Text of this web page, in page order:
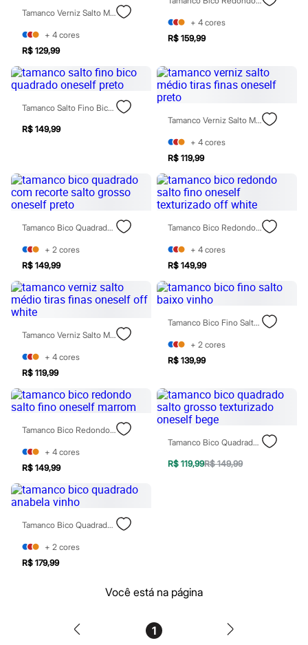
Clock House
Mindset
Sawary
Yessica
Moda esportiva
Acessórios
Blusas
Calçados
Leggings
Tops
Meias
Pijamas
Sutiãs e Tops
Biquínis
Maiôs
Saídas de praia
Personagens
Plus size
Blusas e Camisetas
Calças
Casacos e Jaquetas
Jeans
Moda esportiva
Shorts e Saias
Vestidos
Masculino
Em alta
Dia dos Pais
Inverno
Novidades
Bermudas
Camisas
Camisetas e Regatas
Casacos e Jaquetas
Polos
Acessórios
Bolsas e Mochilas
Chapéus e Bonés
Tamanco Verniz Salto Médio Tiras Finas Oneself Marrom
+ 4 cores
R$ 129,99
+ 4 cores
R$ 159,99
Tamanco Salto Fino Bico Quadrado Oneself Preto
R$ 149,99
Tamanco Verniz Salto Médio Tiras Finas Oneself Preto
+ 4 cores
R$ 119,99
Tamanco Bico Quadrado Com Recorte Salto Grosso Oneself Preto
+ 2 cores
R$ 149,99
Tamanco Bico Redondo Salto Fino Oneself Texturizado Off White
+ 4 cores
R$ 149,99
Tamanco Verniz Salto Médio Tiras Finas Oneself Off White
+ 4 cores
R$ 119,99
Tamanco Bico Fino Salto Baixo Vinho
+ 2 cores
R$ 139,99
Tamanco Bico Redondo Salto Fino Oneself Marrom
+ 4 cores
R$ 149,99
Tamanco Bico Quadrado Salto Grosso Texturizado Oneself Bege
R$ 119,99R$ 149,99
Tamanco Bico Quadrado Anabela Vinho
+ 2 cores
R$ 179,99
Você está na página
1